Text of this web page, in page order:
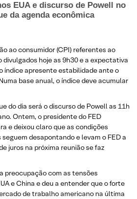
EUA e discurso de Powell no
da agenda econômica
ao consumidor (CPI) referentes ao
divulgados hoje as 9h30 e a expectativa
índice apresente estabilidade ante o
base anual, o índice deve acumular
do dia será o discurso de Powell as 11h
Ontem, o presidente do FED
e deixou claro que as condições
desapontando e levam o FED a
juros na próxima reunião se faz
preocupação com as tensões
e China e deu a entender que o forte
de trabalho americano na última